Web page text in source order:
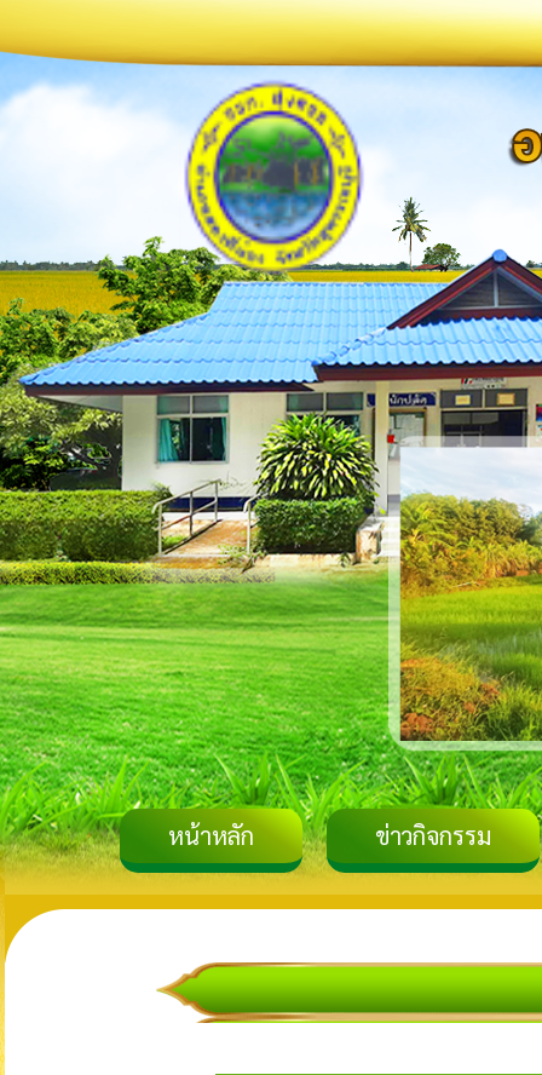
หน้าหลัก ข่าวกิจกรรม